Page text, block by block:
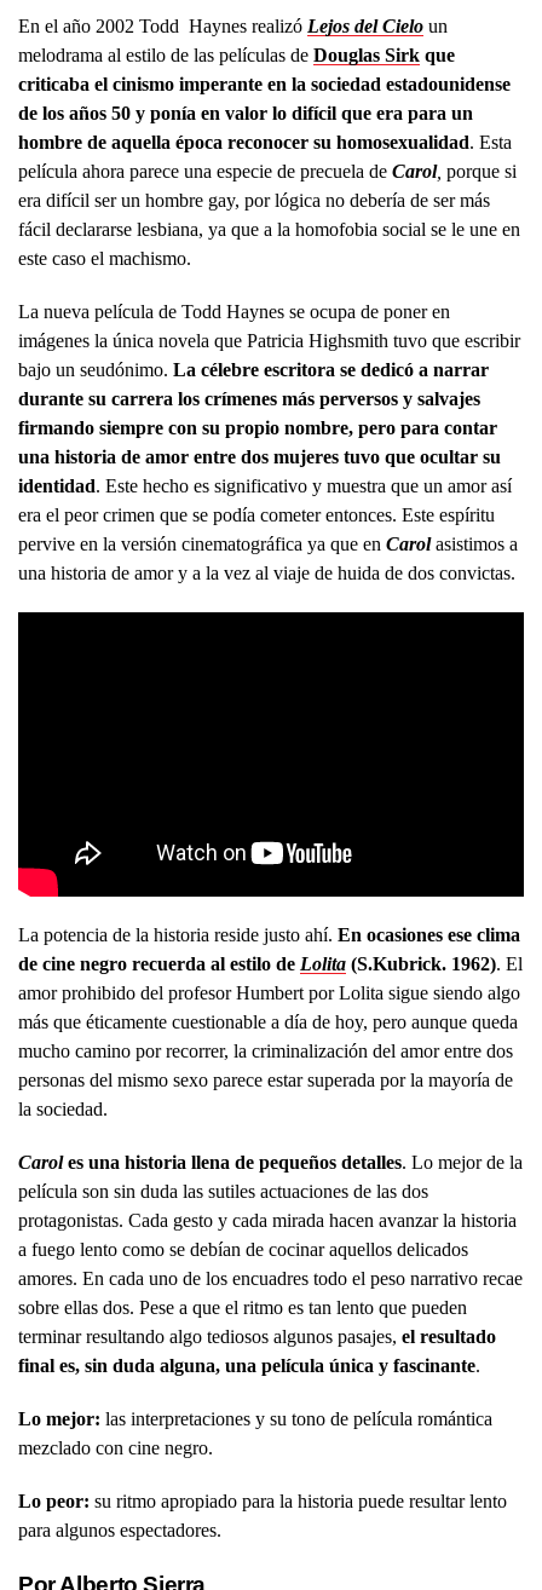
En el año 2002 Todd Haynes realizó Lejos del Cielo un
melodrama al estilo de las películas de Douglas Sirk que
criticaba el cinismo imperante en la sociedad estadounidense
de los años 50 y ponía en valor lo difícil que era para un
hombre de aquella época reconocer su homosexualidad. Esta
película ahora parece una especie de precuela de Carol, porque si
era difícil ser un hombre gay, por lógica no debería de ser más
fácil declararse lesbiana, ya que a la homofobia social se le une en
este caso el machismo.
La nueva película de Todd Haynes se ocupa de poner en
imágenes la única novela que Patricia Highsmith tuvo que escribir
bajo un seudónimo. La célebre escritora se dedicó a narrar
durante su carrera los crímenes más perversos y salvajes
firmando siempre con su propio nombre, pero para contar
una historia de amor entre dos mujeres tuvo que ocultar su
identidad. Este hecho es significativo y muestra que un amor así
era el peor crimen que se podía cometer entonces. Este espíritu
pervive en la versión cinematográfica ya que en Carol asistimos a
una historia de amor y a la vez al viaje de huida de dos convictas.
La potencia de la historia reside justo ahí. En ocasiones ese clima
de cine negro recuerda al estilo de Lolita (S.Kubrick. 1962). El
amor prohibido del profesor Humbert por Lolita sigue siendo algo
más que éticamente cuestionable a día de hoy, pero aunque queda
mucho camino por recorrer, la criminalización del amor entre dos
personas del mismo sexo parece estar superada por la mayoría de
la sociedad.
Caroles una historia llena de pequeños detalles. Lo mejor de la
película son sin duda las sutiles actuaciones de las dos
protagonistas. Cada gesto y cada mirada hacen avanzar la historia
a fuego lento como se debían de cocinar aquellos delicados
amores. En cada uno de los encuadres todo el peso narrativo recae
sobre ellas dos. Pese a que el ritmo es tan lento que pueden
terminar resultando algo tediosos algunos pasajes, el resultado
final es, sin duda alguna, una película única y fascinante.
Lo mejor: las interpretaciones y su tono de película romántica
mezclado con cine negro.
Lo peor: su ritmo apropiado para la historia puede resultar lento
para algunos espectadores.